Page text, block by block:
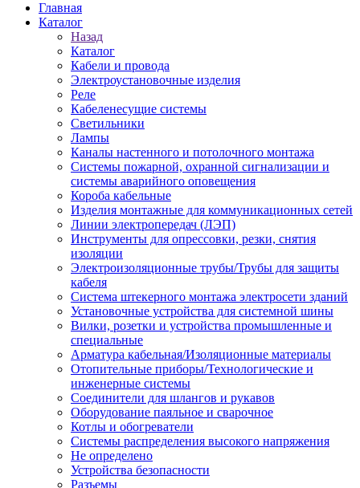
Главная
Каталог
Назад
Каталог
Кабели и провода
Электроустановочные изделия
Реле
Кабеленесущие системы
Светильники
Лампы
Каналы настенного и потолочного монтажа
Системы пожарной, охранной сигнализации и
системы аварийного оповещения
Короба кабельные
Изделия монтажные для коммуникационных сетей
Линии электропередач (ЛЭП)
Инструменты для опрессовки, резки, снятия
изоляции
Электроизоляционные трубы/Трубы для защиты
кабеля
Система штекерного монтажа электросети зданий
Установочные устройства для системной шины
Вилки, розетки и устройства промышленные и
специальные
Арматура кабельная/Изоляционные материалы
Отопительные приборы/Технологические и
инженерные системы
Соединители для шлангов и рукавов
Оборудование паяльное и сварочное
Котлы и обогреватели
Системы распределения высокого напряжения
Не определено
Устройства безопасности
Разъемы